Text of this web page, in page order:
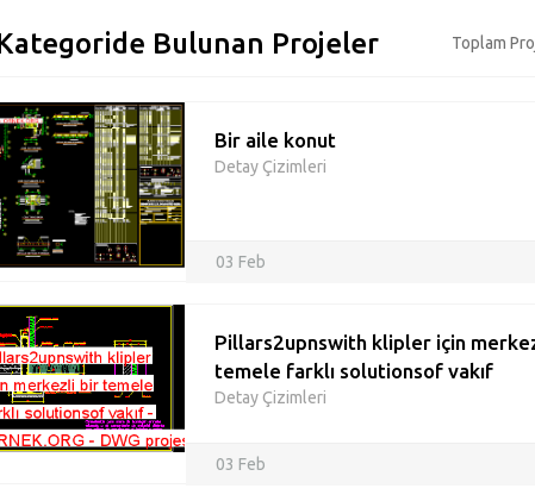
Bulunan Projeler Toplam
Bir aile konut
Detay Çizimleri
03 Feb
Pillars2upnswith klipler için
temele farklı solutionsof vakıf
Detay Çizimleri
03 Feb